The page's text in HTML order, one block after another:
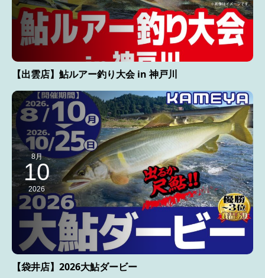
【出雲店】鮎ルアー釣り大会 in 神戸川
8月
10
2026
【袋井店】2026大鮎ダービー